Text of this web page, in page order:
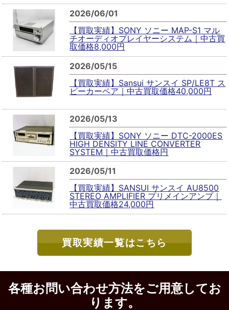
2026/06/01
【買取実績】SONY ソニー MAP-S1 マル
チオーディオプレイヤーシステム｜中古買
取価格8,000円
2026/05/15
【買取実績】Sansui サンスイ SP/LE8T ス
ピーカーペア｜中古買取価格40,000円
2026/05/13
【買取実績】SONY ソニー DTC-2000ES
HIGH DENSITY LINE CONVERTER
SYSTEM｜中古買取価格円
2026/05/11
【買取実績】SANSUI サンスイ AU8500
STEREO AMPLIFIER プリメインアンプ｜
中古買取価格24,000円
買取実績一覧はこちら
各種お問い合わせ方法をご用意してお
ります。